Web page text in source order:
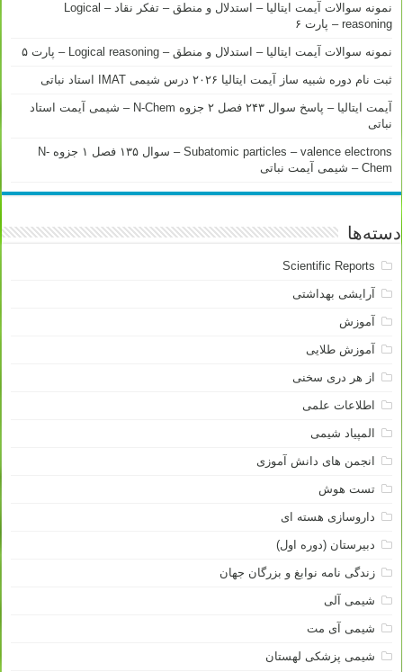
نمونه سوالات آیمت ایتالیا – استدلال و منطق – تفکر نقاد – Logical
reasoning – پارت ۶
نمونه سوالات آیمت ایتالیا – استدلال و منطق – Logical reasoning – پارت ۵
ثبت نام دوره شبیه ساز آیمت ایتالیا ۲۰۲۶ درس شیمی IMAT استاد نباتی
آیمت ایتالیا – پاسخ سوال ۲۴۳ فصل ۲ جزوه N-Chem – شیمی آیمت استاد
نباتی
Subatomic particles – valence electrons – سوال ۱۳۵ فصل ۱ جزوه N-
Chem – شیمی آیمت نباتی
دسته‌ها
Scientific Reports
آرایشی بهداشتی
آموزش
آموزش طلایی
از هر دری سخنی
اطلاعات علمی
المپیاد شیمی
انجمن های دانش آموزی
تست هوش
داروسازی هسته ای
دبیرستان (دوره اول)
زندگی نامه نوابغ و بزرگان جهان
شیمی آلی
شیمی آی مت
شیمی پزشکی لهستان